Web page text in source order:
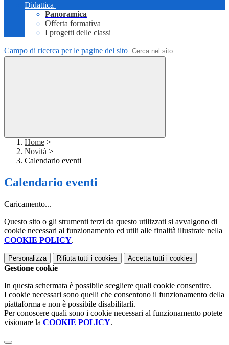
Didattica
Panoramica
Offerta formativa
I progetti delle classi
Campo di ricerca per le pagine del sito
Home >
Novità >
Calendario eventi
Calendario eventi
Caricamento...
Questo sito o gli strumenti terzi da questo utilizzati si avvalgono di
cookie necessari al funzionamento ed utili alle finalità illustrate nella
COOKIE POLICY.
Personalizza Rifiuta tutti i cookies Accetta tutti i cookies
Gestione cookie
In questa schermata è possibile scegliere quali cookie consentire.
I cookie necessari sono quelli che consentono il funzionamento della
piattaforma e non è possibile disabilitarli.
Per conoscere quali sono i cookie necessari al funzionamento potete
visionare la COOKIE POLICY.